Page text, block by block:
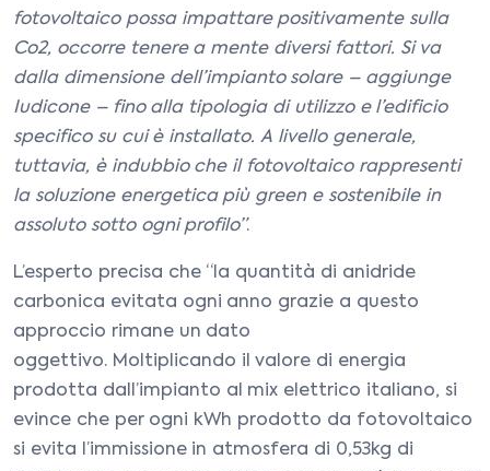
fotovoltaico possa impattare positivamente sulla
Co2, occorre tenere a mente diversi fattori. Si va
dalla dimensione dell’impianto solare – aggiunge
Iudicone – fino alla tipologia di utilizzo e l’edificio
specifico su cui è installato. A livello generale,
tuttavia, è indubbio che il fotovoltaico rappresenti
la soluzione energetica più green e sostenibile in
assoluto sotto ogni profilo”.
L’esperto precisa che “la quantità di anidride
carbonica evitata ogni anno grazie a questo
approccio rimane un dato
oggettivo. Moltiplicando il valore di energia
prodotta dall’impianto al mix elettrico italiano, si
evince che per ogni kWh prodotto da fotovoltaico
si evita l’immissione in atmosfera di 0,53kg di